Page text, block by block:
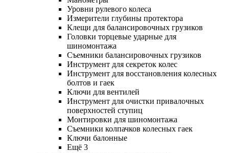
Уровни рулевого колеса
Измерители глубины протектора
Клещи для балансировочных грузиков
Головки торцевые ударные для
шиномонтажа
Съемники балансировочных грузиков
Инструмент для секреток колес
Инструмент для восстановления колесных
болтов и гаек
Ключи для вентилей
Инструмент для очистки привалочных
поверхностей ступиц
Монтировки для шиномонтажа
Съемники колпачков колесных гаек
Ключи балонные
Ещё 3